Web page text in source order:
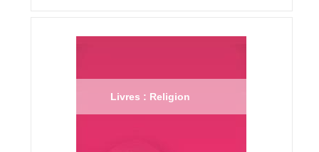
Livres : Religion